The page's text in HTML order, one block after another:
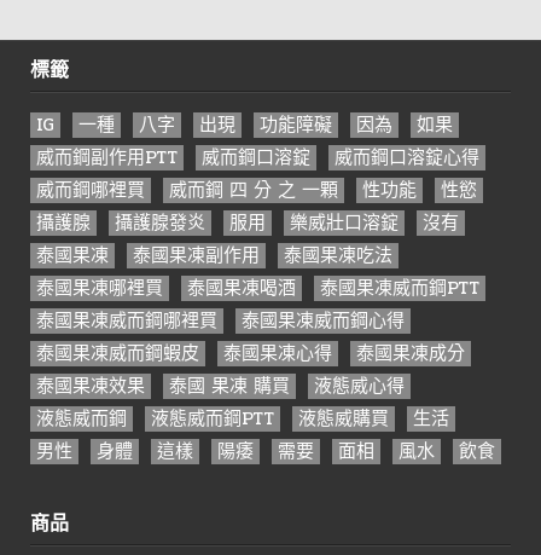
標籤
IG 一種 八字 出現 功能障礙 因為
如果
威而鋼副作用PTT
威而鋼口溶錠
威而鋼口溶錠心得
威而鋼哪裡買
威而鋼 四 分 之 一顆 性功能
性慾
攝護腺
攝護腺發炎 服用 樂威壯口溶錠
沒有
泰國果凍
泰國果凍副作用
泰國果凍吃法
泰國果凍哪裡買
泰國果凍喝酒
泰國果凍威而鋼PTT
泰國果凍威而鋼哪裡買
泰國果凍威而鋼心得
泰國果凍威而鋼蝦皮
泰國果凍心得
泰國果凍成分
泰國果凍效果
泰國 果凍 購買
液態威心得
液態威而鋼
液態威而鋼PTT 液態威購買
生活
男性
身體 這樣 陽痿 需要 面相 風水 飲食
商品